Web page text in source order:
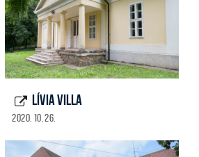
LÍVIA VILLA
2020. 10. 26.